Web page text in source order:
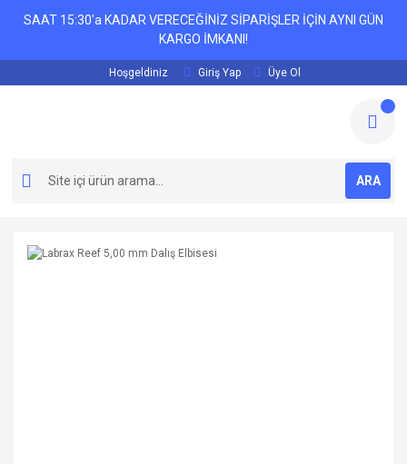
SAAT 15:30'a KADAR VERECEĞİNİZ SİPARİŞLER İÇİN AYNI GÜN
KARGO İMKANI!
Hoşgeldiniz Giriş Yap Üye Ol
ARA